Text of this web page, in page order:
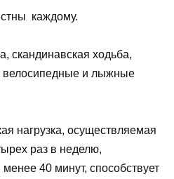
каждому.
скандинавская ходьба,
и лыжные
нагрузка, осуществляемая
раз в неделю,
40 минут, способствует